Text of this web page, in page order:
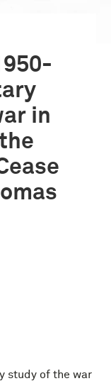
in
study of the war